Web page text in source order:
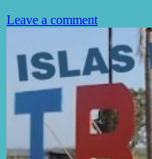
Leave a comment